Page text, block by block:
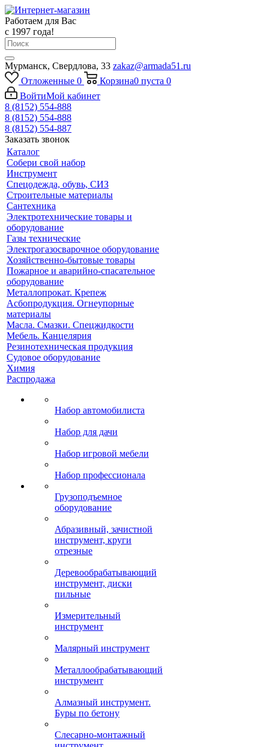
Работаем для Вас
с 1997 года!
Мурманск, Свердлова, 33 zakaz@armada51.ru
Отложенные 0 Корзина0 пуста 0
ВойтиМой кабинет
8 (8152) 554-888
8 (8152) 554-888
8 (8152) 554-887
Заказать звонок
Каталог
Собери свой набор
Инструмент
Спецодежда, обувь, СИЗ
Строительные материалы
Сантехника
Электротехнические товары и
оборудование
Газы технические
Электрогазосварочное оборудование
Хозяйственно-бытовые товары
Пожарное и аварийно-спасательное
оборудование
Металлопрокат. Крепеж
Асбопродукция. Огнеупорные
материалы
Масла. Смазки. Спецжидкости
Мебель. Канцелярия
Резинотехническая продукция
Судовое оборудование
Химия
Распродажа
Набор автомобилиста
Набор для дачи
Набор игровой мебели
Набор профессионала
Грузоподъемное
оборудование
Абразивный, зачистной
инструмент, круги
отрезные
Деревообрабатывающий
инструмент, диски
пильные
Измерительный
инструмент
Малярный инструмент
Металлообрабатывающий
инструмент
Алмазный инструмент.
Буры по бетону
Слесарно-монтажный